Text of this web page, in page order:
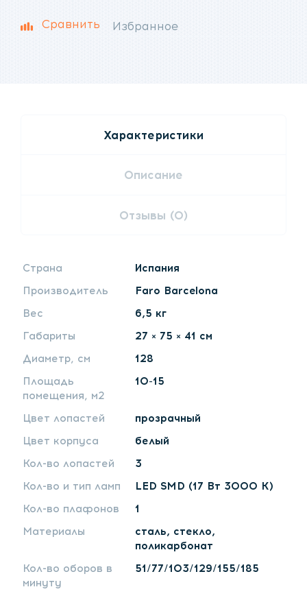
Характеристики
Описание
Отзывы (0)
Страна
Испания
Производитель
Faro Barcelona
Вес
6,5 кг
Габариты
27 × 75 × 41 см
Диаметр, см
128
Площадь
помещения, м2
10-15
Цвет лопастей
прозрачный
Цвет корпуса
белый
Кол-во лопастей
3
Кол-во и тип ламп
LED SMD (17 Вт 3000 К)
Кол-во плафонов
1
Материалы
сталь, стекло,
поликарбонат
Кол-во оборов в
минуту
51/77/103/129/155/185
₽.
Сравнить Избранное